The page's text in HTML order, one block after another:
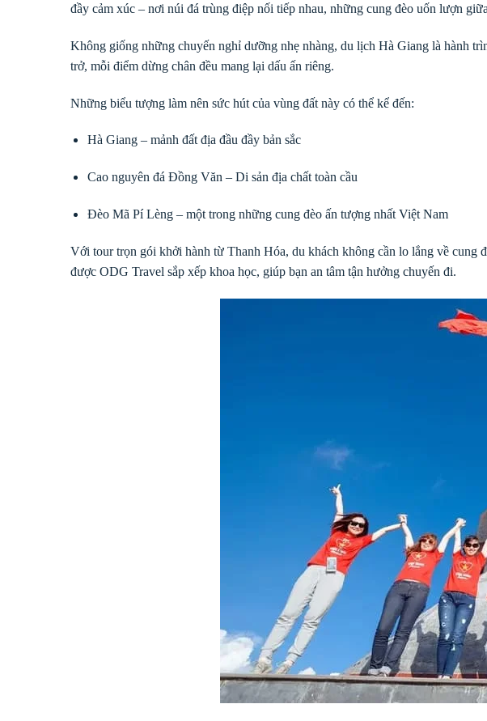
đầy cảm xúc – nơi núi đá trùng điệp nối tiếp nhau, những cung đèo uốn lượn
Không giống những chuyến nghỉ dưỡng nhẹ nhàng, du lịch Hà Giang là hành
trở, mỗi điểm dừng chân đều mang lại dấu ấn riêng.
Những biểu tượng làm nên sức hút của vùng đất này có thể kể đến:
Hà Giang– mảnh đất địa đầu đầy bản sắc
Cao nguyên đá Đồng Văn – Di sản địa chất toàn cầu
Đèo Mã Pí Lèng– một trong những cung đèo ấn tượng nhất Việt Nam
Với tour trọn gói khởi hành từ Thanh Hóa, du khách không cần lo lắng về
được ODG Travel sắp xếp khoa học, giúp bạn an tâm tận hưởng chuyến đi.